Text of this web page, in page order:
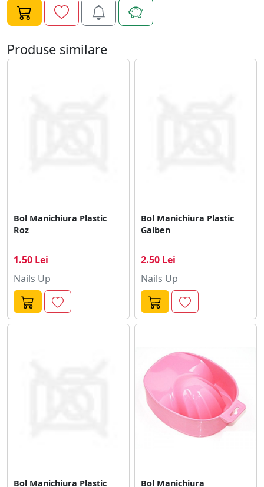
Produse similare
Bol Manichiura Plastic
Roz
1.50 Lei
Nails Up
Bol Manichiura Plastic
Galben
2.50 Lei
Nails Up
Bol Manichiura Plastic Bol Manichiura